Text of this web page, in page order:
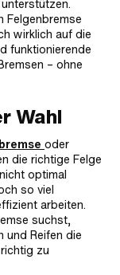
Felgenbremse
wirklich auf die
funktionierende
– ohne
Wahl
oder
die richtige Felge
optimal
so viel
arbeiten.
suchst,
und Reifen die
zu